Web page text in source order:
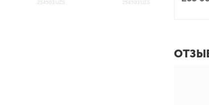
254503 UZS 254503 UZS